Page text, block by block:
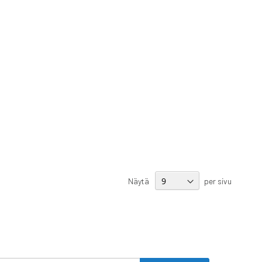
Näytä
per sivu